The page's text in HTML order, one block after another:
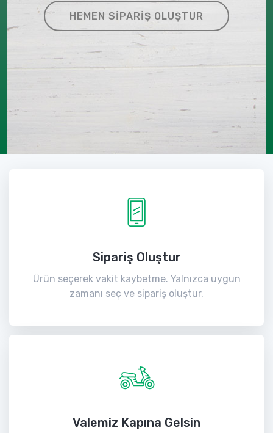
HEMEN SIPARIŞ OLUŞTUR
Sipariş Oluştur
Ürün seçerek vakit kaybetme. Yalnızca uygun
zamanı seç ve sipariş oluştur.
Valemiz Kapına Gelsin